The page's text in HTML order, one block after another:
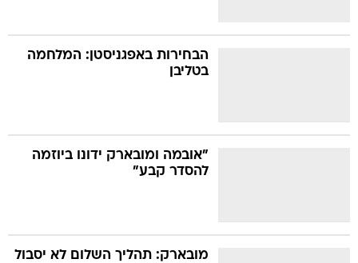
הבחירות באפגניסטן: המלחמה
בטליבן
"אובמה ומובארק ידונו ביוזמה
להסדר קבע"
מובארק: תהליך השלום לא יסבול